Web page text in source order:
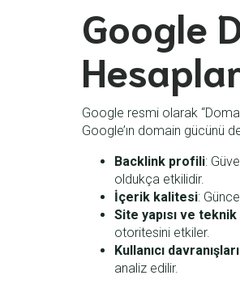
Google
Google resmi olarak
Google’ın domain gücünü
Backlink profili:
oldukça etkilidir.
İçerik kalitesi:
Site yapısı ve teknik
otoritesini etkiler.
Kullanıcı davranışları
analiz edilir.